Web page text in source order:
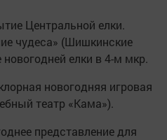
Центральной елки.
чудеса» (Шишкинские
елки в 4-м мкр.
новогодняя игровая
театр «Кама»).
представление для